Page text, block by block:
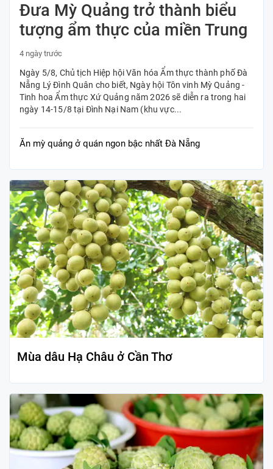
Đưa Mỳ Quảng trở thành biểu
tượng ẩm thực của miền Trung
4 ngày trước
Ngày 5/8, Chủ tịch Hiệp hội Văn hóa Ẩm thực thành phố Đà
Nẵng Lý Đình Quân cho biết, Ngày hội Tôn vinh Mỳ Quảng -
Tinh hoa Ẩm thực Xứ Quảng năm 2026 sẽ diễn ra trong hai
ngày 14-15/8 tại Đình Nại Nam (khu vực...
Ăn mỳ quảng ở quán ngon bậc nhất Đà Nẵng
Mùa dâu Hạ Châu ở Cần Thơ